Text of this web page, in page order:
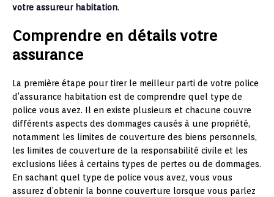
votre assureur habitation.
Comprendre en détails votre
assurance
La première étape pour tirer le meilleur parti de votre police
d’assurance habitation est de comprendre quel type de
police vous avez. Il en existe plusieurs et chacune couvre
différents aspects des dommages causés à une propriété,
notamment les limites de couverture des biens personnels,
les limites de couverture de la responsabilité civile et les
exclusions liées à certains types de pertes ou de dommages.
En sachant quel type de police vous avez, vous vous
assurez d’obtenir la bonne couverture lorsque vous parlez